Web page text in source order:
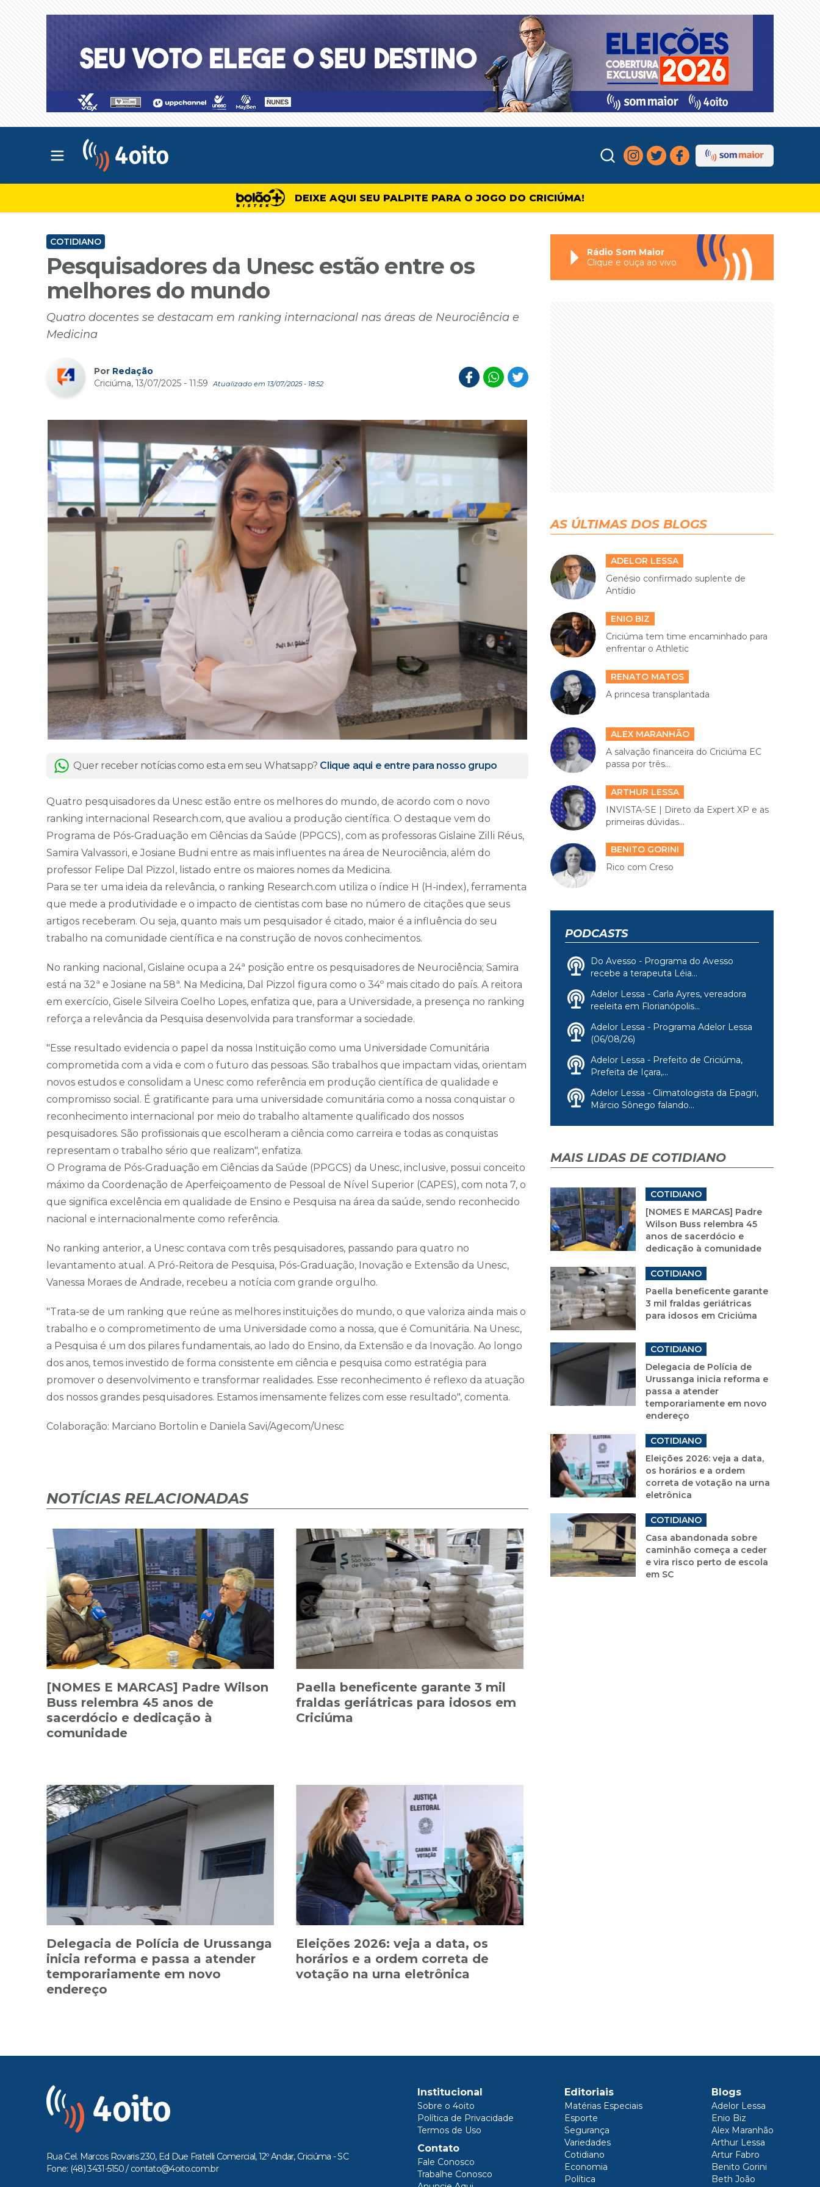
Abrir menu principal
DEIXE AQUI SEU PALPITE PARA O JOGO DO CRICIÚMA!
COTIDIANO
Pesquisadores da Unesc estão entre os
melhores do mundo
Quatro docentes se destacam em ranking internacional nas áreas de Neurociência e
Medicina
Por Redação
Criciúma, 13/07/2025 - 11:59
Atualizado em 13/07/2025 - 18:52
Quer receber notícias como esta em seu Whatsapp? Clique aqui e entre para nosso grupo
Quatro pesquisadores da Unesc estão entre os melhores do mundo, de acordo com o novo
ranking internacional Research.com, que avaliou a produção científica. O destaque vem do
Programa de Pós-Graduação em Ciências da Saúde (PPGCS), com as professoras Gislaine Zilli Réus,
Samira Valvassori, e Josiane Budni entre as mais influentes na área de Neurociência, além do
professor Felipe Dal Pizzol, listado entre os maiores nomes da Medicina.
Para se ter uma ideia da relevância, o ranking Research.com utiliza o índice H (H-index), ferramenta
que mede a produtividade e o impacto de cientistas com base no número de citações que seus
artigos receberam. Ou seja, quanto mais um pesquisador é citado, maior é a influência do seu
trabalho na comunidade científica e na construção de novos conhecimentos.
No ranking nacional, Gislaine ocupa a 24ª posição entre os pesquisadores de Neurociência; Samira
está na 32ª e Josiane na 58ª. Na Medicina, Dal Pizzol figura como o 34º mais citado do país. A reitora
em exercício, Gisele Silveira Coelho Lopes, enfatiza que, para a Universidade, a presença no ranking
reforça a relevância da Pesquisa desenvolvida para transformar a sociedade.
"Esse resultado evidencia o papel da nossa Instituição como uma Universidade Comunitária
comprometida com a vida e com o futuro das pessoas. São trabalhos que impactam vidas, orientam
novos estudos e consolidam a Unesc como referência em produção científica de qualidade e
compromisso social. É gratificante para uma universidade comunitária como a nossa conquistar o
reconhecimento internacional por meio do trabalho altamente qualificado dos nossos
pesquisadores. São profissionais que escolheram a ciência como carreira e todas as conquistas
representam o trabalho sério que realizam", enfatiza.
O Programa de Pós-Graduação em Ciências da Saúde (PPGCS) da Unesc, inclusive, possui conceito
máximo da Coordenação de Aperfeiçoamento de Pessoal de Nível Superior (CAPES), com nota 7, o
que significa excelência em qualidade de Ensino e Pesquisa na área da saúde, sendo reconhecido
nacional e internacionalmente como referência.
No ranking anterior, a Unesc contava com três pesquisadores, passando para quatro no
levantamento atual. A Pró-Reitora de Pesquisa, Pós-Graduação, Inovação e Extensão da Unesc,
Vanessa Moraes de Andrade, recebeu a notícia com grande orgulho.
"Trata-se de um ranking que reúne as melhores instituições do mundo, o que valoriza ainda mais o
trabalho e o comprometimento de uma Universidade como a nossa, que é Comunitária. Na Unesc,
a Pesquisa é um dos pilares fundamentais, ao lado do Ensino, da Extensão e da Inovação. Ao longo
dos anos, temos investido de forma consistente em ciência e pesquisa como estratégia para
promover o desenvolvimento e transformar realidades. Esse reconhecimento é reflexo da atuação
dos nossos grandes pesquisadores. Estamos imensamente felizes com esse resultado", comenta.
Colaboração: Marciano Bortolin e Daniela Savi/Agecom/Unesc
NOTÍCIAS RELACIONADAS
[NOMES E MARCAS] Padre Wilson
Buss relembra 45 anos de
sacerdócio e dedicação à
comunidade
Paella beneficente garante 3 mil
fraldas geriátricas para idosos em
Criciúma
Delegacia de Polícia de Urussanga
inicia reforma e passa a atender
temporariamente em novo
endereço
Eleições 2026: veja a data, os
horários e a ordem correta de
votação na urna eletrônica
Rádio Som Maior
Clique e ouça ao vivo
AS ÚLTIMAS DOS BLOGS
ADELOR LESSA
Genésio confirmado suplente de
Antídio
ENIO BIZ
Criciúma tem time encaminhado para
enfrentar o Athletic
RENATO MATOS
A princesa transplantada
ALEX MARANHÃO
A salvação financeira do Criciúma EC
passa por três...
ARTHUR LESSA
INVISTA-SE | Direto da Expert XP e as
primeiras dúvidas...
BENITO GORINI
Rico com Creso
PODCASTS
Do Avesso - Programa do Avesso
recebe a terapeuta Léia...
Adelor Lessa - Carla Ayres, vereadora
reeleita em Florianópolis...
Adelor Lessa - Programa Adelor Lessa
(06/08/26)
Adelor Lessa - Prefeito de Criciúma,
Prefeita de Içara,...
Adelor Lessa - Climatologista da Epagri,
Márcio Sônego falando...
MAIS LIDAS DE COTIDIANO
COTIDIANO
[NOMES E MARCAS] Padre
Wilson Buss relembra 45
anos de sacerdócio e
dedicação à comunidade
COTIDIANO
Paella beneficente garante
3 mil fraldas geriátricas
para idosos em Criciúma
COTIDIANO
Delegacia de Polícia de
Urussanga inicia reforma e
passa a atender
temporariamente em novo
endereço
COTIDIANO
Eleições 2026: veja a data,
os horários e a ordem
correta de votação na urna
eletrônica
COTIDIANO
Casa abandonada sobre
caminhão começa a ceder
e vira risco perto de escola
em SC
Rua Cel. Marcos Rovaris 230, Ed Due Fratelli Comercial, 12º Andar, Criciúma - SC
Fone: (48) 3431-5150 / contato@4oito.com.br
Institucional
Sobre o 4oito
Política de Privacidade
Termos de Uso
Contato
Fale Conosco
Trabalhe Conosco
Editoriais
Matérias Especiais
Esporte
Segurança
Variedades
Cotidiano
Economia
Política
Blogs
Adelor Lessa
Enio Biz
Alex Maranhão
Arthur Lessa
Artur Fabro
Benito Gorini
Beth João